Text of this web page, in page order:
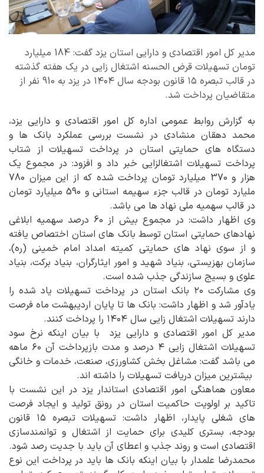
مدیر کل امور اقتصادی و دارایی استان یزد گفت: 184 میلیارد
تومان تسهیلات قرض الحسنه اشتغال زایی در یک هفته گذشته
در قالب تبصره ۱۵ قانون بودجه سال ۱۴۰۴ در یزد به 910 نفر از
متقاضیان پرداخت شد.
به گزارش روابط عمومی اداره کل امور اقتصادی و دارایی یزد،
محمد دهقان منشادی در نشست بررسی عملکرد بانک ها و
دستگاه های حمایتی استان در پرداخت تسهیلات از شتاب
پرداخت تسهیلات اشتغالزایی خبر داد و افزود: در مجموع یک
هزار و 370 میلیارد تومان پرداخت شده که از این میزان 780
ملیارد تومان در قالب جزء سهیمه استانی و 590 میلیارد تومان
در قالب سهمیه ملی نهاد ها می باشد.
وی اظهار داشت: در مجموع بیش از 60 درصد سهمیه ابلاغی
نهادهای حمایتی استان توسط بانک های استان اختصاص یافته
و از سوی نهاد های حمایتی کمیته امداد امام خمینی (ره)،
سازمان بهزیستی، بنیاد شهید و امور ایثارگران، بنیاد برکت، بنیاد
علوی و بسیج سازندگی جذب شده است.
وی مشارکت ۲۰ بانک استان در پرداخت تسهیلات یاد شده را
یادآور شد و اظهار داشت: بانک ها تا پایان اردیبهشت ماه فرصت
دارند تسهیلات اشتغال زایی سال ۱۴۰۴ را پرداخت کنند.
مدیر کل امور اقتصادی و دارایی یزد با بیان اینکه نرخ سود
تسهیلات اشتغال زایی ۴ درصد و مدت بازپرداخت آن ۶۰ ماهه
می باشد گفت: مشاغل بخش کشاورزی، صنعت، خدمات و خانگی
بیشترین میزان دریافت تسهیلات را داشته اند.
معاون هماهنگی امور اقتصادی استاندار یزد در این نشست با
تاکید بر اولویت حاکمیت استان در رونق تولید و ایجاد فرصت‌
های شغلی پایدار، اظهار داشت: تسهیلات تبصره ۱۵ قانون
بودجه، بستری کلیدی برای حمایت از اشتغال و توانمندسازی
اقتصادی است و روند جذب و اعطای آن باید با جدیت رصد شود.
محمدرضا علمدار با بیان اینکه بانک ها باید در پرداخت این نوع